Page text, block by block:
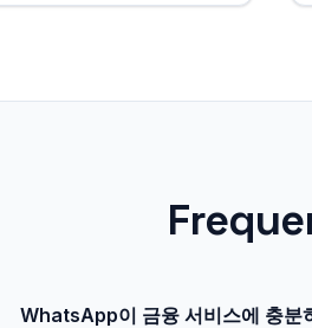
WhatsApp이 금융 서비스에 충분